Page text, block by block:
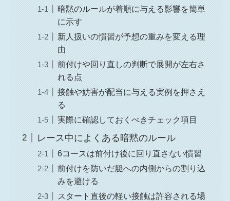
暗黙のルールが着順に与える影響を簡単
に示す
新人扱いの慣習が予想の重みを変える理
由
前付けや回り直しの判断で展開が左右さ
れる点
接触や妨害が配当に与える実例を押さえ
る
実際に確認しておくべきチェック項目
レース中によくある暗黙のルール
6コースは前付け後に回り直さない慣習
前付けを防いだ艇への内側からの割り込
みを避ける
スタート直後の軽い接触は許容される場